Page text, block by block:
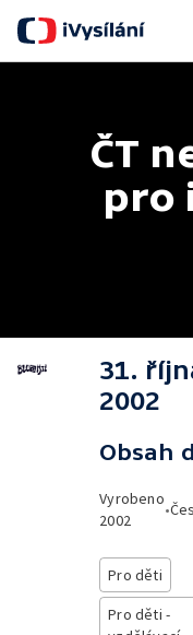
ČT
pro
31.
2002
Obsah
Vyrobeno
2002
•
Pro děti
Pro děti -